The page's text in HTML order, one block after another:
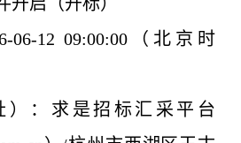
06-12 09:00:00（北京时
： 求是招标汇采平台